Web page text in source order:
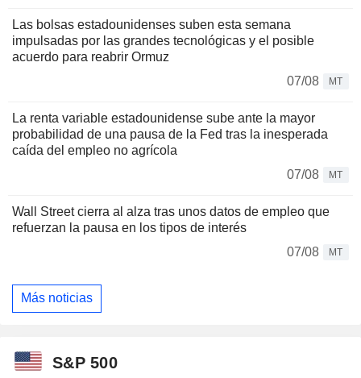
Las bolsas estadounidenses suben esta semana
impulsadas por las grandes tecnológicas y el posible
acuerdo para reabrir Ormuz
07/08
MT
La renta variable estadounidense sube ante la mayor
probabilidad de una pausa de la Fed tras la inesperada
caída del empleo no agrícola
07/08
MT
Wall Street cierra al alza tras unos datos de empleo que
refuerzan la pausa en los tipos de interés
07/08
MT
Más noticias
S&P 500